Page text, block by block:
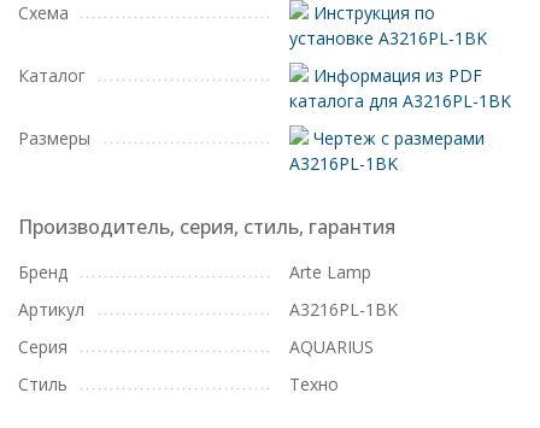
Схема
Инструкция по
установке A3216PL-1BK
Каталог
Информация из PDF
каталога для A3216PL-1BK
Размеры
Чертеж с размерами
A3216PL-1BK
Производитель, серия, стиль, гарантия
Бренд
Arte Lamp
Артикул
A3216PL-1BK
Серия
AQUARIUS
Стиль
Техно